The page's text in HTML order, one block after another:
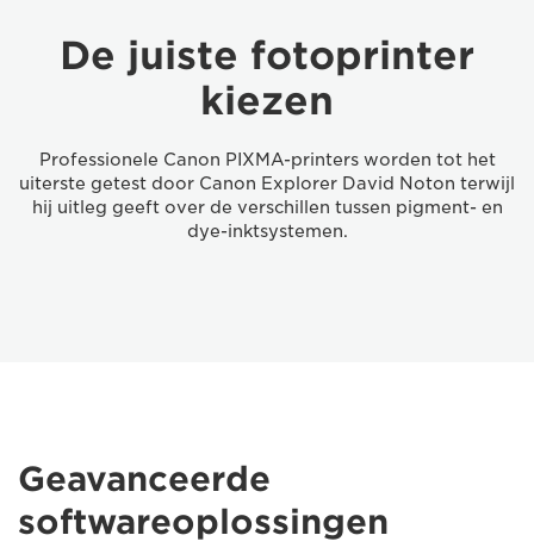
De juiste fotoprinter
kiezen
Professionele Canon PIXMA-printers worden tot het
uiterste getest door Canon Explorer David Noton terwijl
hij uitleg geeft over de verschillen tussen pigment- en
dye-inktsystemen.
Geavanceerde
softwareoplossingen